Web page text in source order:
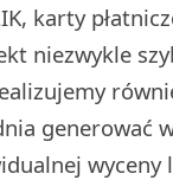
karty
niezwykle
generować
wyceny